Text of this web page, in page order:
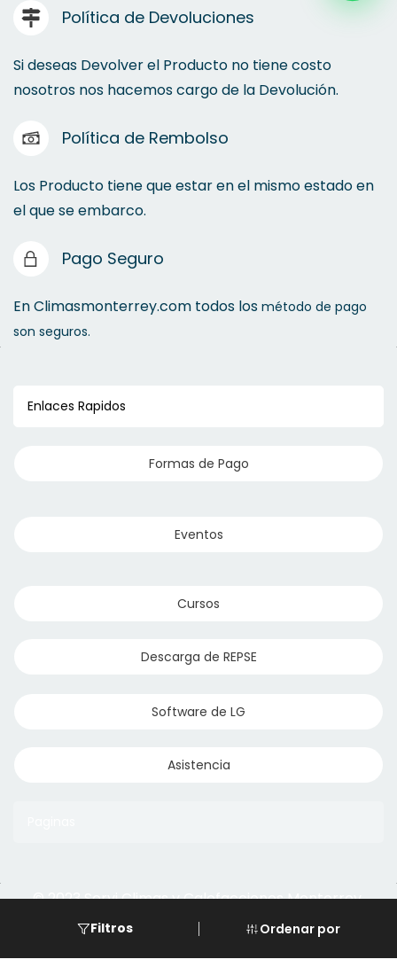
Ordenar por
Filtros
Política de Devoluciones
Si deseas Devolver el Producto no tiene costo
nosotros nos hacemos cargo de la Devolución.
Política de Rembolso
Los Producto tiene que estar en el mismo estado en
el que se embarco.
Pago Seguro
En Climasmonterrey.com todos los método de pago
son seguros.
Enlaces Rapidos
Formas de Pago
Eventos
Cursos
Descarga de REPSE
Software de LG
Asistencia
Aqua Aero
© 2023 Servi Climas y Calefacciones Monterrey
Powered by Climasmonterrey.com